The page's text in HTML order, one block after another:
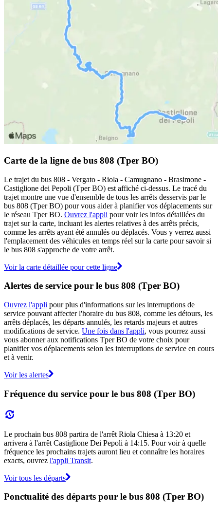
Carte de la ligne de bus 808 (Tper BO)
Le trajet du bus 808 - Vergato - Riola - Camugnano - Brasimone -
Castiglione dei Pepoli (Tper BO) est affiché ci-dessus. Le tracé du
trajet montre une vue d'ensemble de tous les arrêts desservis par le
bus 808 (Tper BO) pour vous aider à planifier vos déplacements sur
le réseau Tper BO. Ouvrez l'appli pour voir les infos détaillées du
trajet sur la carte, incluant les alertes relatives à des arrêts précis,
comme les arrêts ayant été annulés ou déplacés. Vous y verrez aussi
l'emplacement des véhicules en temps réel sur la carte pour savoir si
le bus 808 s'approche de votre arrêt.
Voir la carte détaillée pour cette ligne
Alertes de service pour le bus 808 (Tper BO)
Ouvrez l'appli pour plus d'informations sur les interruptions de
service pouvant affecter l'horaire du bus 808, comme les détours, les
arrêts déplacés, les départs annulés, les retards majeurs et autres
modifications de service. Une fois dans l'appli, vous pourrez aussi
vous abonner aux notifications Tper BO de votre choix pour
planifier vos déplacements selon les interruptions de service en cours
et à venir.
Voir les alertes
Fréquence du service pour le bus 808 (Tper BO)
Le prochain bus 808 partira de l'arrêt Riola Chiesa à 13:20 et
arrivera à l'arrêt Castiglione Dei Pepoli à 14:15. Pour voir à quelle
fréquence les prochains trajets auront lieu et connaître les horaires
exacts, ouvrez l'appli Transit.
Voir tous les départs
Ponctualité des départs pour le bus 808 (Tper BO)